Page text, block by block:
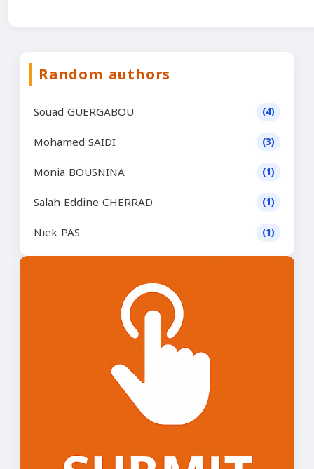
Random authors
Souad GUERGABOU (4)
Mohamed SAIDI (3)
Monia BOUSNINA (1)
Salah Eddine CHERRAD (1)
Niek PAS (1)